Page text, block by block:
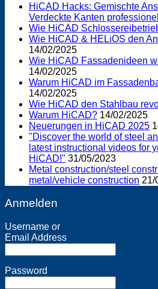
HiCAD Hacks: Gemischte
Verdeckte Kanten
Wie HiCAD
Wie HiCAD & HELiOS den
14/02/2025
Wie HiCAD Fassadenideen
14/02/2025
Warum HiCAD im
14/02/2025
Wie HiCAD den Stahlbau
Warum HiCAD? 14/02/2025
Neuerungen in HiCAD 2025
"Discover the world of steel
latest instructional videos for
HiCAD!" 31/05/2023
Metal construction/steel
metal/vehicle construction 21/
Anmelden
Username or
Email Address
Password